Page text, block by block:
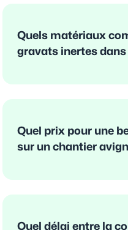
Quels matériaux
gravats inertes dans
Quel prix pour une
sur un chantier
Quel délai entre la